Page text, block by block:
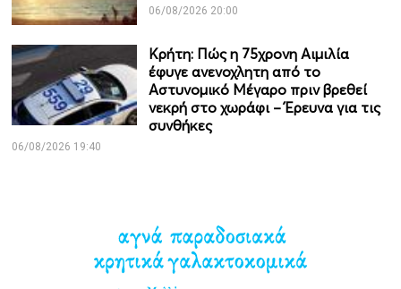
06/08/2026 20:00
Κρήτη: Πώς η 75χρονη Αιμιλία
έφυγε ανενοχλητη από το
Αστυνομικό Μέγαρο πριν βρεθεί
νεκρή στο χωράφι – Έρευνα για τις
συνθήκες
06/08/2026 19:40